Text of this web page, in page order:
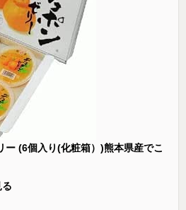
ー (6個入り(化粧箱）)熊本県産でこ
る